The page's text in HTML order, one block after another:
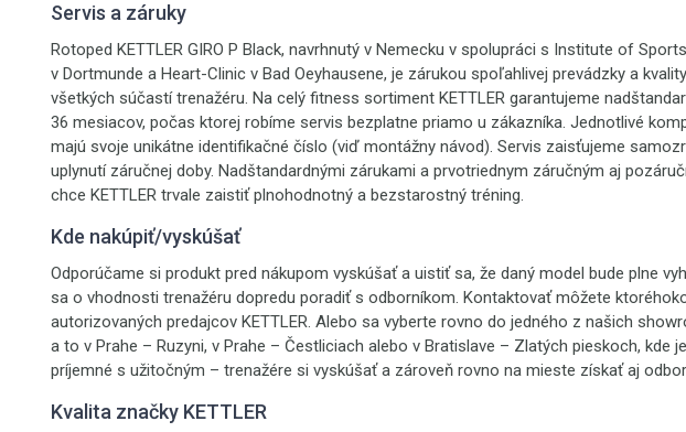
Servis a záruky
Rotoped KETTLER GIRO P Black, navrhnutý v Nemecku v spolupráci s Institute of
v Dortmunde a Heart-Clinic v Bad Oeyhausene, je zárukou spoľahlivej prevádzky a
všetkých súčastí trenažéru. Na celý fitness sortiment KETTLER garantujeme
36 mesiacov, počas ktorej robíme servis bezplatne priamo u zákazníka. Jednotlivé
majú svoje unikátne identifikačné číslo (viď montážny návod). Servis zaisťujeme
uplynutí záručnej doby. Nadštandardnými zárukami a prvotriednym záručným aj
chce KETTLER trvale zaistiť plnohodnotný a bezstarostný tréning.
Kde nakúpiť/vyskúšať
Odporúčame si produkt pred nákupom vyskúšať a uistiť sa, že daný model bude plne
sa o vhodnosti trenažéru dopredu poradiť s odborníkom. Kontaktovať môžete
autorizovaných predajcov KETTLER. Alebo sa vyberte rovno do jedného z našich
a to v Prahe – Ruzyni, v Prahe – Čestliciach alebo v Bratislave – Zlatých pieskoch, kde
príjemné s užitočným – trenažére si vyskúšať a zároveň rovno na mieste získať aj
Kvalita značky KETTLER